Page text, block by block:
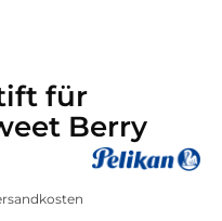
für
Berry